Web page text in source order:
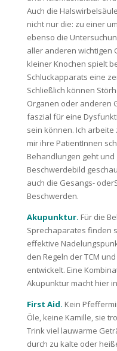
Auch die
nicht nur die: zu einer
ebenso die
aller anderen wichtigen
kleiner Knochen spielt
Schluckapparats eine
Schließlich können
Organen oder anderen
faszial für eine
sein können. Ich
mir ihre PatientInnen
Behandlungen geht
Beschwerdebild
auch die Gesangs-
Beschwerden.
Akupunktur. Für die
Sprechaparates finden
effektive
den Regeln der TCM
entwickelt. Eine
Akupunktur macht hier
First Aid. Kein
Öle, keine Kamille, sie
Trink viel lauwarme
durch zu kalte oder